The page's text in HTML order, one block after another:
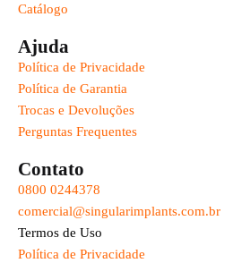
Catálogo
Ajuda
Política de Privacidade
Política de Garantia
Trocas e Devoluções
Perguntas Frequentes
Contato
0800 0244378
comercial@singularimplants.com.br
Termos de Uso
Política de Privacidade